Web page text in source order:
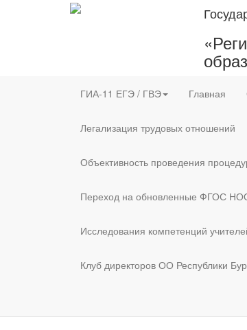
ГИА-11 ЕГЭ / ГВЭ Главная
Легализация трудовых отношений
Объективность проведения
Переход на обновленные ФГОС
Исследования компетенций
Клуб директоров ОО Республики